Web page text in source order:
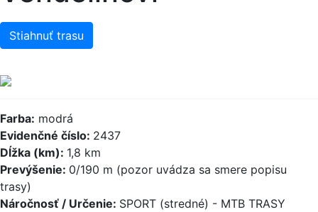
Stiahnuť trasu
Farba: modrá
Evidenčné číslo: 2437
Dĺžka (km): 1,8 km
Prevýšenie: 0/190 m (pozor uvádza sa smere popisu
trasy)
Náročnosť / Určenie: SPORT (stredné) - MTB TRASY